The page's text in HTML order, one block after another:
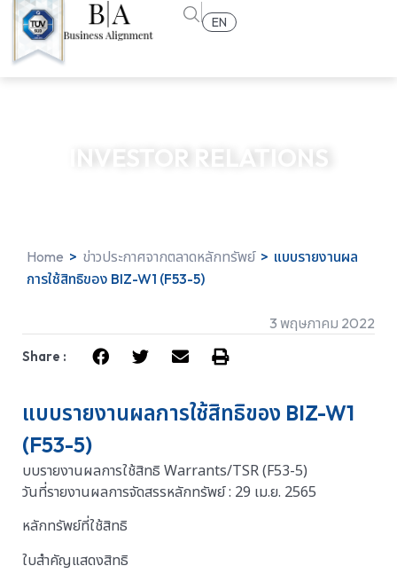
EN
INVESTOR RELATIONS
Home > ข่าวประกาศจากตลาดหลักทรัพย์> แบบรายงานผล
การใช้สิทธิของ BIZ-W1 (F53-5)
3 พฤษภาคม 2022
Share :
แบบรายงานผลการใช้สิทธิของ BIZ-W1
(F53-5)
บบรายงานผลการใช้สิทธิ Warrants/TSR (F53-5)
วันที่รายงานผลการจัดสรรหลักทรัพย์ : 29 เม.ย. 2565
หลักทรัพย์ที่ใช้สิทธิ
ใบสำคัญแสดงสิทธิ